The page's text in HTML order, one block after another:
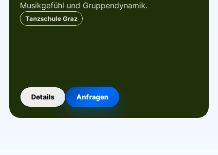
Musikgefühl und Gruppendynamik.
Tanzschule Graz
Details Anfragen